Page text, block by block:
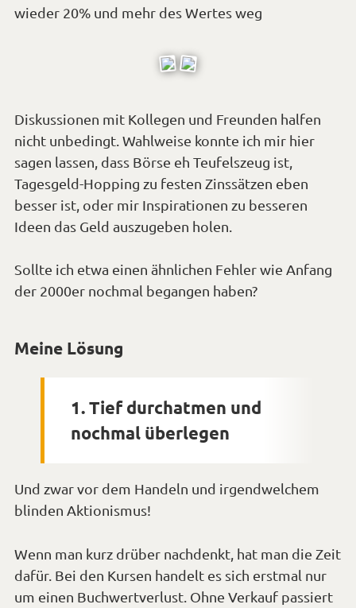
wieder 20% und mehr des Wertes weg
Diskussionen mit Kollegen und Freunden halfen
nicht unbedingt. Wahlweise konnte ich mir hier
sagen lassen, dass Börse eh Teufelszeug ist,
Tagesgeld-Hopping zu festen Zinssätzen eben
besser ist, oder mir Inspirationen zu besseren
Ideen das Geld auszugeben holen.
Sollte ich etwa einen ähnlichen Fehler wie Anfang
der 2000er nochmal begangen haben?
Meine Lösung
1. Tief durchatmen und
nochmal überlegen
Und zwar vor dem Handeln und irgendwelchem
blinden Aktionismus!
Wenn man kurz drüber nachdenkt, hat man die Zeit
dafür. Bei den Kursen handelt es sich erstmal nur
um einen Buchwertverlust. Ohne Verkauf passiert